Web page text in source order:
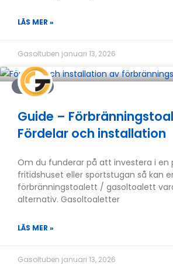
LÄS MER »
Gasoltuben januari 13, 2026
GUIDER
Guide –
Fördelar och installation
Om du funderar på att investera i en
fritidshuset eller sportstugan så kan
förbränningstoalett / gasoltoalett
alternativ. Gasoltoaletter
LÄS MER »
Gasoltuben januari 13, 2026